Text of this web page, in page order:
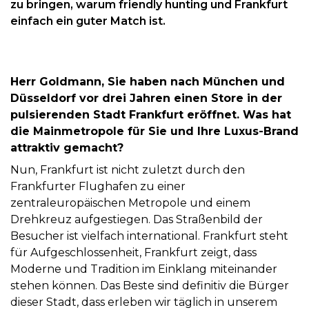
GmbH
Max-Planck-Straße 18
Tel.: 069 244333071
info@the-frankfurter.com
PARTNER WERDEN
NEWSLETTER ABONNIEREN
zu bringen, warum friendly hunting und Frankfurt
einfach ein guter Match ist.
Herr Goldmann, Sie haben nach München und
Düsseldorf vor drei Jahren einen Store in der
pulsierenden Stadt Frankfurt eröffnet. Was hat
die Mainmetropole für Sie und Ihre Luxus-Brand
attraktiv gemacht?
Nun, Frankfurt ist nicht zuletzt durch den
Frankfurter Flughafen zu einer
zentraleuropäischen Metropole und einem
Drehkreuz aufgestiegen. Das Straßenbild der
Besucher ist vielfach international. Frankfurt steht
für Aufgeschlossenheit, Frankfurt zeigt, dass
Moderne und Tradition im Einklang miteinander
stehen können. Das Beste sind definitiv die Bürger
dieser Stadt, dass erleben wir täglich in unserem